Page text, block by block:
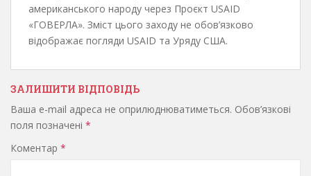
американського народу через Проєкт USAID
«ГОВЕРЛА». Зміст цього заходу не обов’язково
відображає погляди USAID та Уряду США.
ЗАЛИШИТИ ВІДПОВІДЬ
Ваша e-mail адреса не оприлюднюватиметься. Обов’язкові
поля позначені *
Коментар *